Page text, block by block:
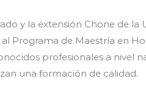
y la extensión Chone de
Programa de Maestría en
profesionales a nivel
una formación de calidad.